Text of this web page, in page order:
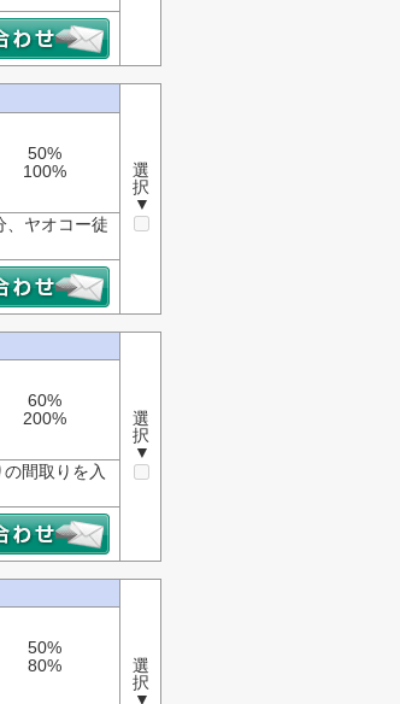
選
択
▼
50%
100%
、ヤオコー徒
選
択
▼
60%
200%
間取りを入
選
択
▼
50%
80%